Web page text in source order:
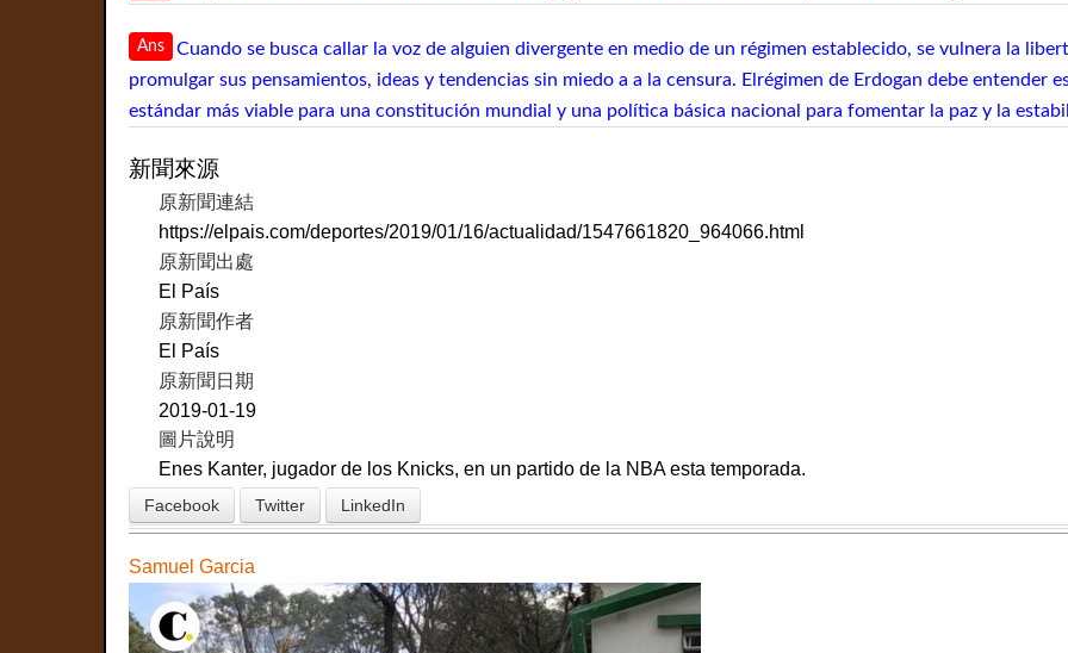
Ans
Cuando se busca callar la voz de alguien divergente en medio de un régimen establecido, se vulnera la
promulgar sus pensamientos, ideas y tendencias sin miedo a a la censura. Elrégimen de Erdogan debe entender
estándar más viable para una constitución mundial y una política básica nacional para fomentar la paz y la
新聞來源
原新聞連結
https://elpais.com/deportes/2019/01/16/actualidad/1547661820_964066.html
原新聞出處
El País
原新聞作者
El País
原新聞日期
2019-01-19
圖片說明
Enes Kanter, jugador de los Knicks, en un partido de la NBA esta temporada.
Facebook Twitter LinkedIn
Samuel Garcia